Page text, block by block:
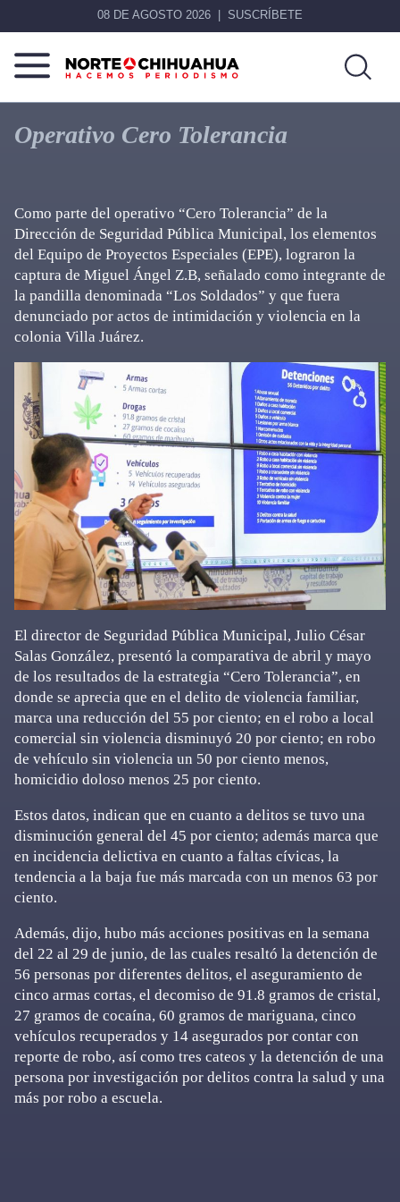
08 DE AGOSTO 2026 SUSCRÍBETE
Norte
De
Chihuahua
Más
que
noticias,
Operativo Cero Tolerancia
Como parte del operativo “Cero Tolerancia” de la
Dirección de Seguridad Pública Municipal, los elementos
del Equipo de Proyectos Especiales (EPE), lograron la
captura de Miguel Ángel Z.B, señalado como integrante de
la pandilla denominada “Los Soldados” y que fuera
denunciado por actos de intimidación y violencia en la
colonia Villa Juárez.
El director de Seguridad Pública Municipal, Julio César
Salas González, presentó la comparativa de abril y mayo
de los resultados de la estrategia “Cero Tolerancia”, en
donde se aprecia que en el delito de violencia familiar,
marca una reducción del 55 por ciento; en el robo a local
comercial sin violencia disminuyó 20 por ciento; en robo
de vehículo sin violencia un 50 por ciento menos,
homicidio doloso menos 25 por ciento.
Estos datos, indican que en cuanto a delitos se tuvo una
disminución general del 45 por ciento; además marca que
en incidencia delictiva en cuanto a faltas cívicas, la
tendencia a la baja fue más marcada con un menos 63 por
ciento.
Además, dijo, hubo más acciones positivas en la semana
del 22 al 29 de junio, de las cuales resaltó la detención de
56 personas por diferentes delitos, el aseguramiento de
cinco armas cortas, el decomiso de 91.8 gramos de cristal,
27 gramos de cocaína, 60 gramos de mariguana, cinco
vehículos recuperados y 14 asegurados por contar con
reporte de robo, así como tres cateos y la detención de una
persona por investigación por delitos contra la salud y una
más por robo a escuela.